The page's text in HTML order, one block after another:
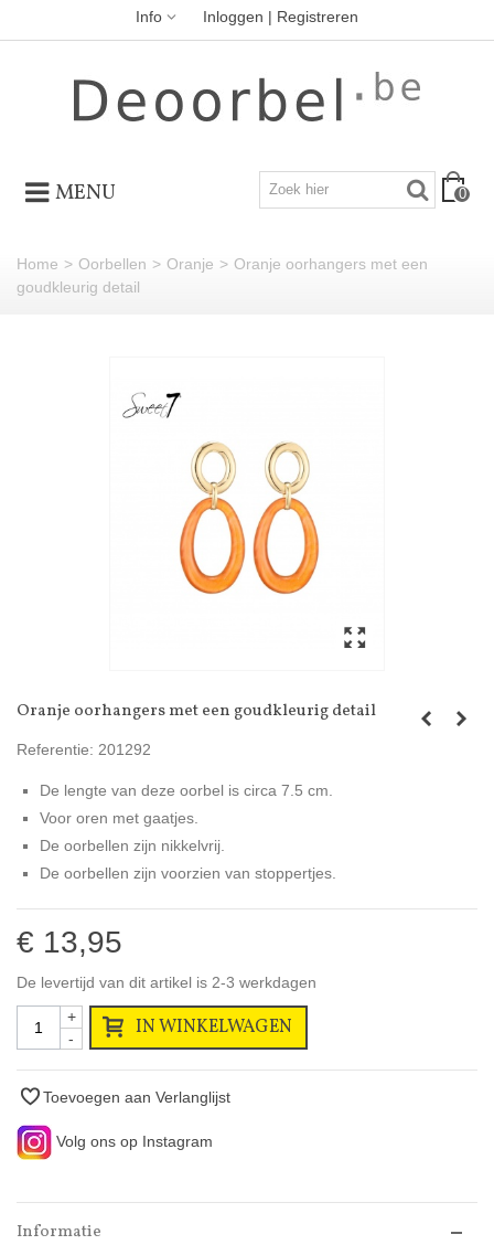
Info Inloggen | Registreren
MENU 0
Home > Oorbellen > Oranje > Oranje oorhangers met een
goudkleurig detail
Oranje oorhangers met een goudkleurig detail
Referentie: 201292
De lengte van deze oorbel is circa 7.5 cm.
Voor oren met gaatjes.
De oorbellen zijn nikkelvrij.
De oorbellen zijn voorzien van stoppertjes.
€ 13,95
De levertijd van dit artikel is 2-3 werkdagen
-
+ IN WINKELWAGEN
Toevoegen aan Verlanglijst
Volg ons op Instagram
Informatie